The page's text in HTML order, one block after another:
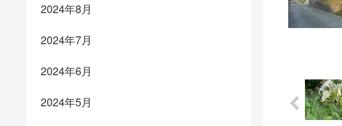
2024年8月
2024年7月
2024年6月
2024年5月